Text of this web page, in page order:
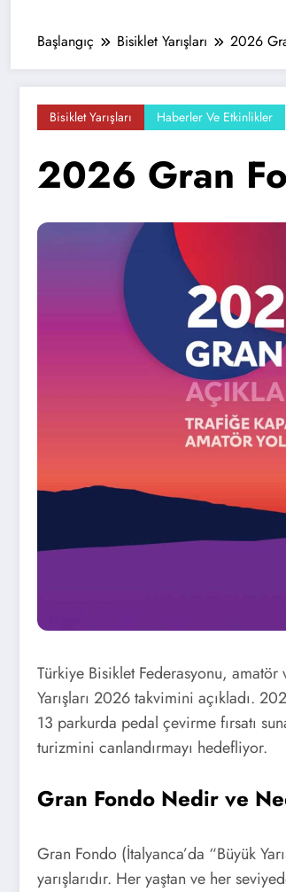
Başlangıç Bisiklet Yarışları 2026
Bisiklet Yarışları Haberler Ve Etkinlikler
2026 Gran
Türkiye Bisiklet Federasyonu,
Yarışları 2026 takvimini açıkladı.
13 parkurda pedal çevirme fırsatı
turizmini canlandırmayı hedefliyor.
Gran Fondo Nedir ve
Gran Fondo (İtalyanca’da “Büyük
yarışlarıdır. Her yaştan ve her